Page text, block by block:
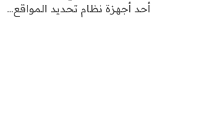
أحد أجهزة نظام تحديد المواقع…